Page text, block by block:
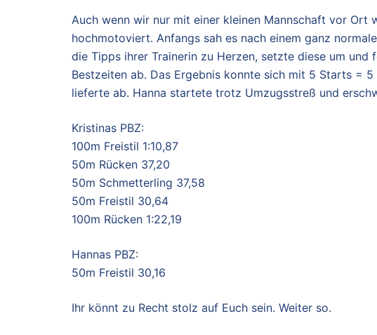
Auch wenn wir nur mit einer kleinen Mannschaft vor Ort
hochmotoviert. Anfangs sah es nach einem ganz
die Tipps ihrer Trainerin zu Herzen, setzte diese um und
Bestzeiten ab. Das Ergebnis konnte sich mit 5 Starts = 5
lieferte ab. Hanna startete trotz Umzugsstreß und
Kristinas PBZ:
100m Freistil 1:10,87
50m Rücken 37,20
50m Schmetterling 37,58
50m Freistil 30,64
100m Rücken 1:22,19
Hannas PBZ:
50m Freistil 30,16
Ihr könnt zu Recht stolz auf Euch sein. Weiter so.